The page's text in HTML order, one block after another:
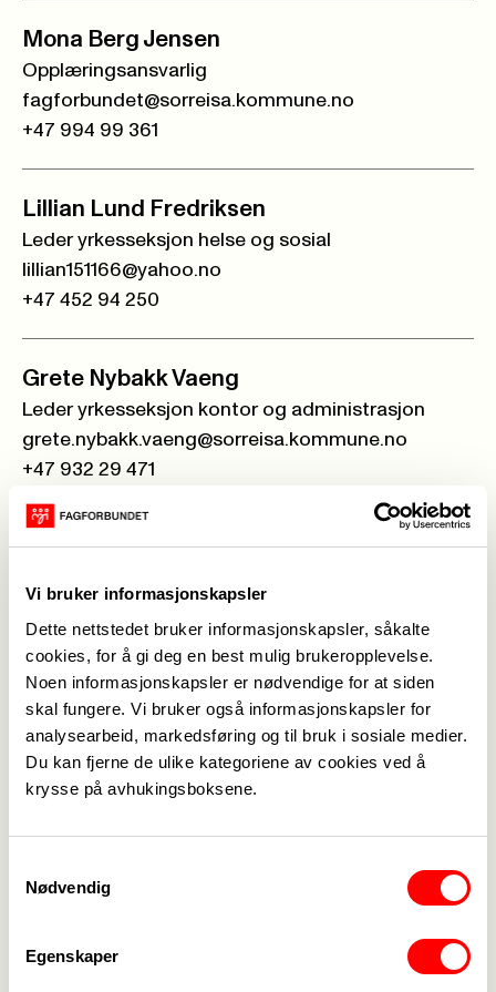
Vi bruker informasjonskapsler
Dette nettstedet bruker informasjonskapsler, såkalte
cookies, for å gi deg en best mulig brukeropplevelse.
Noen informasjonskapsler er nødvendige for at siden
skal fungere. Vi bruker også informasjonskapsler for
analysearbeid, markedsføring og til bruk i sosiale medier.
Du kan fjerne de ulike kategoriene av cookies ved å
krysse på avhukingsboksene.
Nødvendig
Egenskaper
Mona Berg Jensen
Opplæringsansvarlig
fagforbundet@sorreisa.kommune.no
+47 994 99 361
Lillian Lund Fredriksen
Leder yrkesseksjon helse og sosial
lillian151166@yahoo.no
+47 452 94 250
Grete Nybakk Vaeng
Leder yrkesseksjon kontor og administrasjon
grete.nybakk.vaeng@sorreisa.kommune.no
+47 932 29 471
Jeanett Bjørndahl
jeanett.bjorndahl@gmail.com
+47 477 58 533
Bjørn Thomas Lagaard
Leder yrkesseksjon samferdsel og teknisk
Bjorn.Thomas.Lagaard@sorreisa.kommune.no
Peder Embret Lange Sørfosbog
pedersor97@hotmail.com